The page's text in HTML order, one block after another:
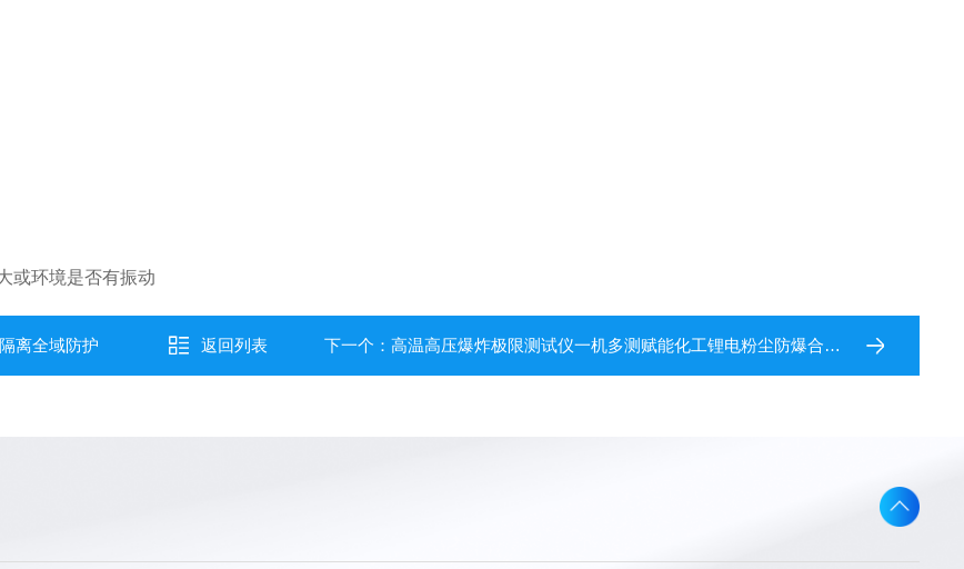
或环境是否有振动
离全域防护 返回列表 下一个：高温高压爆炸极限测试仪一机多测赋能化工锂电粉尘防爆合规检测